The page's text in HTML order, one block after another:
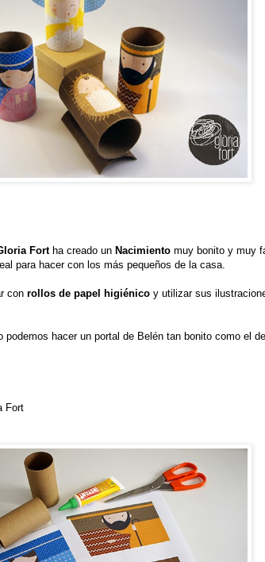
Fortha creado un Nacimiento muy bonito y muy
para hacer con los más pequeños de la casa.
con rollos de papel higiénico y utilizar sus
podemos hacer un portal de Belén tan bonito como el
Fort